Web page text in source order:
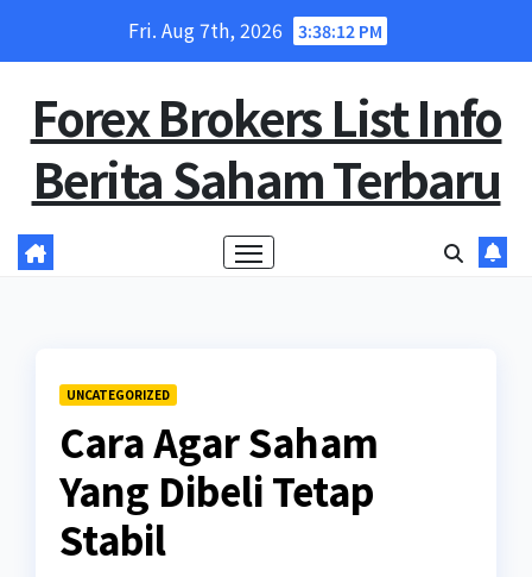
Fri. Aug 7th, 2026 3:38:13 PM
Forex Brokers List Info
Berita Saham Terbaru
UNCATEGORIZED
Cara Agar Saham
Yang Dibeli Tetap
Stabil